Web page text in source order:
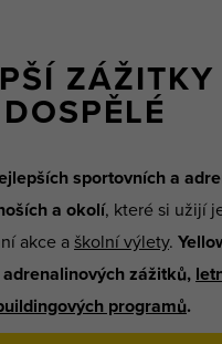
ZÁŽITKY
sportovních a
a okolí, které si užijí
akce a školní výlety.
zážitků,
programů.